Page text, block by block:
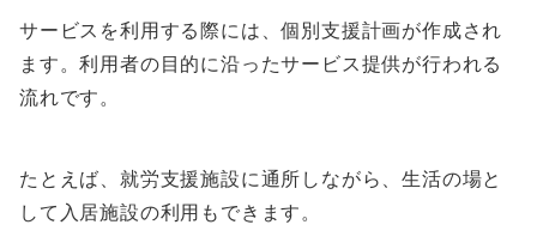
サービスを利用する際には、個別支援計画が作成され
ます。利用者の目的に沿ったサービス提供が行われる
流れです。
たとえば、就労支援施設に通所しながら、生活の場と
して入居施設の利用もできます。